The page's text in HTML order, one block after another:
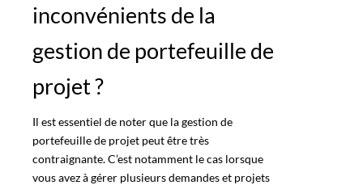
inconvénients de la
gestion de portefeuille de
projet ?
Il est essentiel de noter que la gestion de
portefeuille de projet peut être très
contraignante. C’est notamment le cas lorsque
vous avez à gérer plusieurs demandes et projets